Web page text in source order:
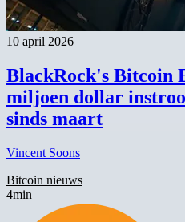
10 april 2026
BlackRock's Bitcoin
miljoen dollar
sinds maart
Vincent Soons
Bitcoin nieuws
4min